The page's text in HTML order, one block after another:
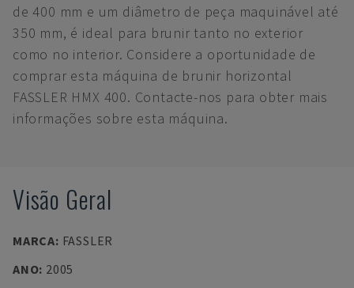
de 400 mm e um diâmetro de peça maquinável até
350 mm, é ideal para brunir tanto no exterior
como no interior. Considere a oportunidade de
comprar esta máquina de brunir horizontal
FASSLER HMX 400. Contacte-nos para obter mais
informações sobre esta máquina.
Visão Geral
MARCA: FASSLER
ANO: 2005